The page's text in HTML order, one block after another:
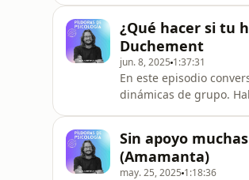
invisible, Míriam acaba
¿Qué hacer si tu
Duchement
jun. 8, 2025 1:37:31
En este episodio
dinámicas de grupo.
bullying, y también si
Sin apoyo
(Amamanta)
may. 25, 2025 1:18:36